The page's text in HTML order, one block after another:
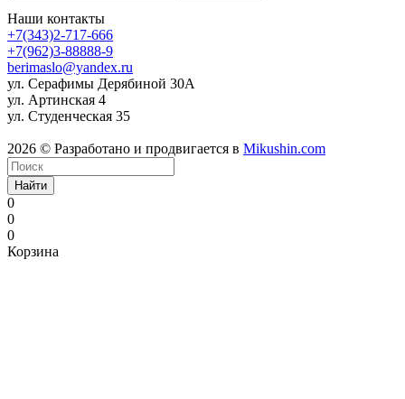
Наши контакты
+7(343)2-717-666
+7(962)3-88888-9
berimaslo@yandex.ru
ул. Серафимы Дерябиной 30А
ул. Артинская 4
ул. Студенческая 35
2026 © Разработано и продвигается в Mikushin.com
Найти
0
0
0
Корзина